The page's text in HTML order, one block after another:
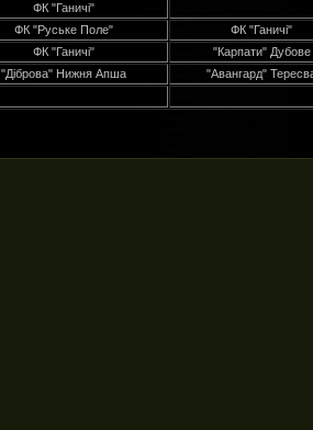
ФК "Ганичі"
ФК "Руське Поле" ФК "Ганичі"
ФК "Ганичі" "Карпати" Дубове
"Діброва" Нижня Апша "Авангард"